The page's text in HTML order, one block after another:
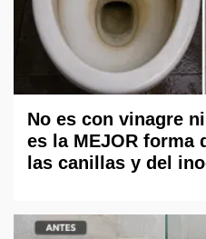
No es con vinagre
es la MEJOR forma
las canillas y del